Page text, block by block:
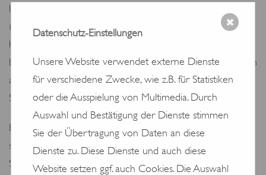
kämpfen. An zwei Vormittagen wurden Kunstprojekte
(Draht- und Stoffherzen, sowie Schlüsselanhänger
herstellen) angeboten. Ein Einsatz in der Gemeinde oder
beim NSV stand ebenfalls an einem Halbtag für alle Klassen
auf dem Plan. Zum Abschluss lud die Gemeinde die ganze
Stufe1 zum Grillen bei der Hubertushütte ein. Vielen Dank!
Es ist immer wieder erfreulich, wie ehrgeizig, kooperativ,
sozial und teamfähig sich die Jugendlichen zeigen! Sie
SOWO 1 hatte ja vor allem die Klassenbildung zum Ziel.
Datenschutz-Einstellungen
Unsere Website verwendet externe Dienste
für verschiedene Zwecke, wie z.B. für Statistiken
oder die Ausspielung von Multimedia. Durch
Auswahl und Bestätigung der Dienste stimmen
Sie der Übertragung von Daten an diese
Dienste zu. Diese Dienste und auch diese
Website setzen ggf. auch Cookies. Die Auswahl
✖